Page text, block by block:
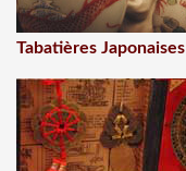
Tabatières Japonaises